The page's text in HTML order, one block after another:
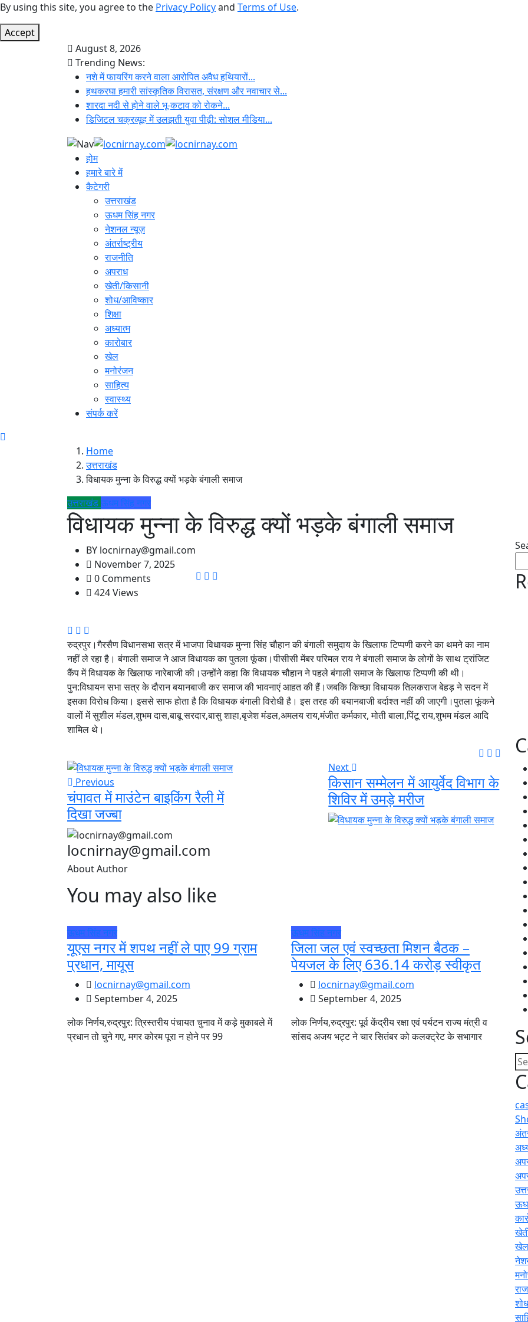
By using this site, you agree to the Privacy Policyand Terms of Use.
Accept
August 8, 2026
Trending News:
नशे में फायरिंग करने वाला आरोपित अवैध हथियारों...
हथकरघा हमारी सांस्कृतिक विरासत, संरक्षण और नवाचार से...
शारदा नदी से होने वाले भू-कटाव को रोकने...
डिजिटल चक्रव्यूह में उलझती युवा पीढ़ी: सोशल मीडिया...
होम
हमारे बारे में
कैटेगरी
उत्तराखंड
ऊधम सिंह नगर
नेशनल न्यूज़
अंतर्राष्ट्रीय
राजनीति
अपराध
खेती/किसानी
शोध/आविष्कार
शिक्षा
अध्यात्म
कारोबार
खेल
मनोरंजन
साहित्य
स्वास्थ्य
संपर्क करें
Home
उत्तराखंड
विधायक मुन्ना के विरुद्ध क्यों भड़के बंगाली समाज
उत्तराखंडऊधम सिंह नगर
विधायक मुन्ना के विरुद्ध क्यों भड़के बंगाली समाज
BY locnirnay@gmail.com
November 7, 2025
0 Comments
424 Views
रुद्रपुर।गैरसैण विधानसभा सत्र में भाजपा विधायक मुन्ना सिंह चौहान की बंगाली समुदाय के खिलाफ टिप्पणी करने का थमने का नाम
नहीं ले रहा है। बंगाली समाज ने आज विधायक का पुतला फूंका।पीसीसी मेंबर परिमल राय ने बंगाली समाज के लोगों के साथ ट्रांजिट
कैंप में विधायक के खिलाफ नारेबाजी की।उन्होंने कहा कि विधायक चौहान ने पहले बंगाली समाज के खिलाफ टिप्पणी की थी।
पुन:विधायन सभा सत्र के दौरान बयानबाजी कर समाज की भावनाएं आहत की हैं।जबकि किच्छा विधायक तिलकराज बेहड़ ने सदन में
इसका विरोध किया। इससे साफ होता है कि विधायक बंगाली विरोधी है। इस तरह की बयानबाजी बर्दाश्त नहीं की जाएगी।पुतला फूंकने
वालों में सुशील मंडल,शुभम दास,बाबू सरदार,बासु शाहा,बृजेश मंडल,अमलय राय,मंजीत कर्मकार, मोती बाला,पिंटू राय,शुभम मंडल आदि
शामिल थे।
Previous
चंपावत में माउंटेन बाइकिंग रैली में
दिखा जज्बा
Next
किसान सम्मेलन में आयुर्वेद विभाग के
शिविर में उमड़े मरीज
locnirnay@gmail.com
About Author
You may also like
ऊधम सिंह नगर
यूएस नगर में शपथ नहीं ले पाए 99 ग्राम
प्रधान, मायूस
locnirnay@gmail.com
September 4, 2025
लोक निर्णय,रुद्रपुर: त्रिस्तरीय पंचायत चुनाव में कड़े मुकाबले में
प्रधान तो चुने गए, मगर कोरम पूरा न होने पर 99
ऊधम सिंह नगर
जिला जल एवं स्वच्छता मिशन बैठक –
पेयजल के लिए 636.14 करोड़ स्वीकृत
locnirnay@gmail.com
September 4, 2025
लोक निर्णय,रुद्रपुर: पूर्व केंद्रीय रक्षा एवं पर्यटन राज्य मंत्री व
सांसद अजय भट्ट ने चार सितंबर को कलक्ट्रेट के सभागार
खेल